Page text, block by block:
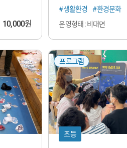
10,000원
#생활환경
#환경문화
운영형태 : 비대면
프로그램
초등